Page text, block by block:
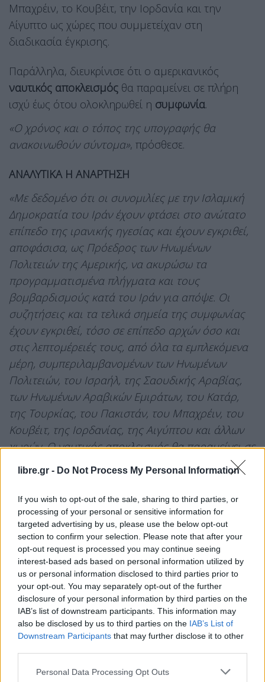
libre.gr - Do Not Process My Personal Information
If you wish to opt-out of the sale, sharing to third parties, or
processing of your personal or sensitive information for
targeted advertising by us, please use the below opt-out
section to confirm your selection. Please note that after your
opt-out request is processed you may continue seeing
interest-based ads based on personal information utilized by
us or personal information disclosed to third parties prior to
your opt-out. You may separately opt-out of the further
disclosure of your personal information by third parties on the
IAB’s list of downstream participants. This information may
also be disclosed by us to third parties on the IAB’s List of
Downstream Participants that may further disclose it to other
Personal Data Processing Opt Outs
Μπαχρέιν, το Κουβέιτ, την Ιορδανία και την
Αίγυπτο ως χώρες που συμμετείχαν στη
διαδικασία έγκρισης.
Παράλληλα, διευκρίνισε ότι ο αμερικανικός
ναυτικός αποκλεισμός θα παραμείνει σε πλήρη
ισχύ έως ότου ολοκληρωθεί η συμφωνία.
«Ο χρόνος και ο τόπος της υπογραφής θα
ανακοινωθούν σύντομα», πρόσθεσε.
ΑΝΑΛΥΤΙΚΑ Η ΑΝΑΡΤΗΣΗ
«Με δεδομένο ότι οι συνομιλίες με την Ισλαμική
Δημοκρατία του Ιράν έχουν φτάσει στο ανώτατο
επίπεδο της ιρανικής ηγεσίας και έχουν εγκριθεί,
αποφάσισα, ως Πρόεδρος των Ηνωμένων
Πολιτειών της Αμερικής, να ακυρώσω τα
προγραμματισμένα πλήγματα και τους
βομβαρδισμούς κατά του Ιράν για απόψε. Οι
συζητήσεις και τα τελικά σημεία της συμφωνίας
έχουν εγκριθεί, τόσο σε επίπεδο αρχών όσο και
στις λεπτομέρειές τους, από όλα τα εμπλεκόμενα
μέρη, συμπεριλαμβανομένων των Ηνωμένων
Πολιτειών, του Ισραήλ, της Σαουδικής Αραβίας,
των Ηνωμένων Αραβικών Εμιράτων, του Κατάρ,
της Τουρκίας, του Πακιστάν, του Μπαχρέιν, του
Κουβέιτ, της Ιορδανίας, της Αιγύπτου και άλλων
χωρών. Ο ναυτικός αποκλεισμός θα παραμείνει σε
πλήρη ισχύ μέχρι να οριστικοποιηθεί η
συμφωνία. Ο χρόνος και ο τόπος της υπογραφής
θα ανακοινωθούν σύντομα».
ΝΤΟΝΑΛΝΤ ΤΡΑΜΠ
ΠΡΟΕΔΡΟΣ ΤΩΝ ΗΝΩΜΕΝΩΝ ΠΟΛΙΤΕΙΩΝ ΤΗΣ
ΑΜΕΡΙΚΗΣ